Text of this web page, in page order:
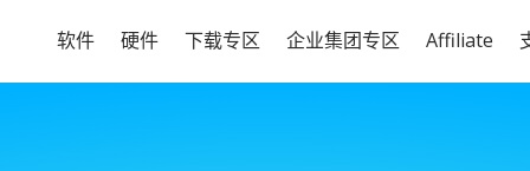
软件 硬件 下载专区 企业集团专区 Affiliate